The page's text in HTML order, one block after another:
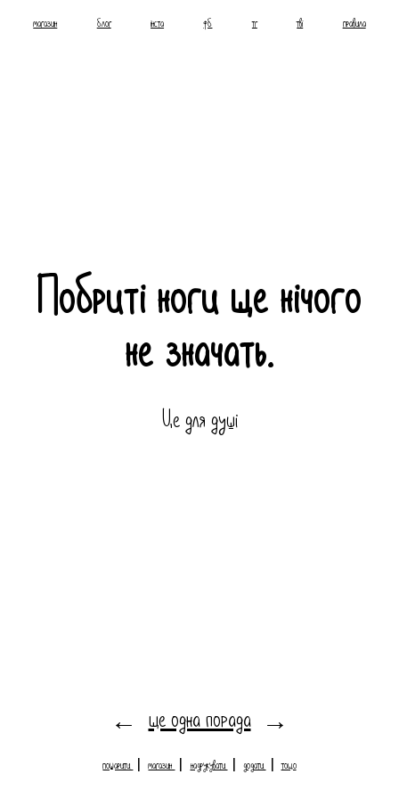
магазин блог інста фб тг тві правила
Побриті ноги ще нічого
не значать.
Це для душі
← ще одна порада →
пошарити магазин надрукувати додати тощо